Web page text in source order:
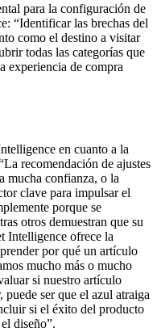
para la configuración de
“Identificar las brechas del
como el destino a visitar
todas las categorías que
experiencia de compra
en cuanto a la
recomendación de ajustes
mucha confianza, o la
clave para impulsar el
porque se
otros demuestran que su
Intelligence ofrece la
por qué un artículo
mucho más o mucho
si nuestro artículo
ser que el azul atraiga
si el éxito del producto
diseño”.